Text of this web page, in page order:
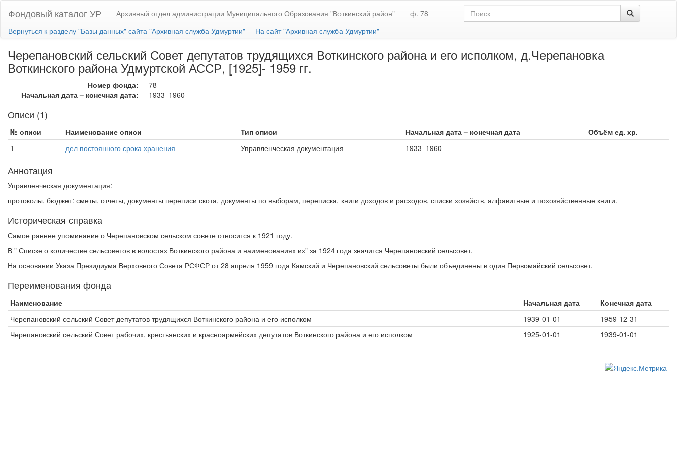
Фондовый каталог УР Архивный отдел администрации Муниципального Образования "Воткинский район"
ф. 78
Вернуться к разделу "Базы данных" сайта "Архивная служба Удмуртии"
На сайт "Архивная служба Удмуртии"
Черепановский сельский Совет депутатов трудящихся Воткинского района и его исполком, д.Черепановка
Воткинского района Удмуртской АССР, [1925]- 1959 гг.
Номер фонда:
78
Начальная дата – конечная дата:
1933–1960
Описи (1)
№ описи Наименование описи Тип описи Начальная дата – конечная дата
Объём ед. хр.
1
дел постоянного срока хранения Управленческая документация 1933–1960
Аннотация
Управленческая документация:
протоколы, бюджет: сметы, отчеты, документы переписи скота, документы по выборам, переписка, книги доходов и расходов, списки хозяйств, алфавитные и похозяйственные книги.
Историческая справка
Самое раннее упоминание о Черепановском сельском совете относится к 1921 году.
В " Списке о количестве сельсоветов в волостях Воткинского района и наименованиях их" за 1924 года значится Черепановский сельсовет.
На основании Указа Президиума Верховного Совета РСФСР от 28 апреля 1959 года Камский и Черепановский сельсоветы были объединены в один Первомайский сельсовет.
Переименования фонда
Наименование Начальная дата
Конечная дата
Черепановский сельский Совет депутатов трудящихся Воткинского района и его исполком
1939-01-01
1959-12-31
Черепановский сельский Совет рабочих, крестьянских и красноармейских депутатов Воткинского района и его исполком
1925-01-01 1939-01-01